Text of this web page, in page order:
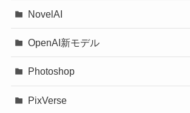
NovelAI
OpenAI新モデル
Photoshop
PixVerse